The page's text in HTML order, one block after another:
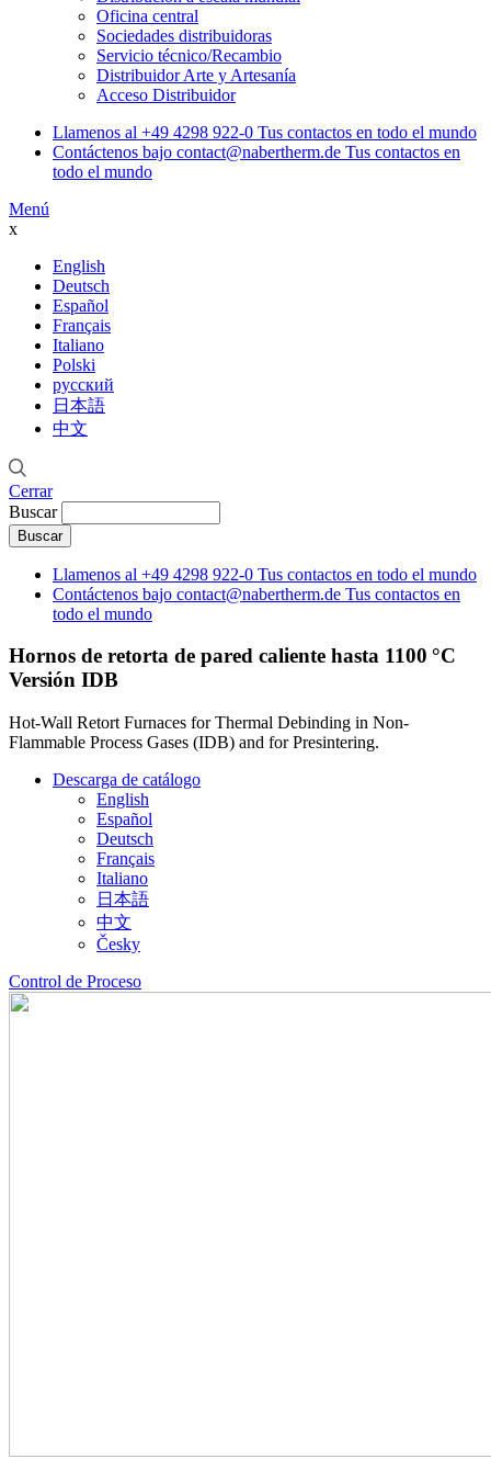
Oficina central
Sociedades distribuidoras
Servicio técnico/Recambio
Distribuidor Arte y Artesanía
Acceso Distribuidor
Llamenos al +49 4298 922-0 Tus contactos en todo el mundo
Contáctenos bajo contact@nabertherm.de Tus contactos en
todo el mundo
Menú
x
English
Deutsch
Español
Français
Italiano
Polski
русский
日本語
中文
Cerrar
Buscar
Llamenos al +49 4298 922-0 Tus contactos en todo el mundo
Contáctenos bajo contact@nabertherm.de Tus contactos en
todo el mundo
Hornos de retorta de pared caliente hasta 1100 °C
Versión IDB
Hot-Wall Retort Furnaces for Thermal Debinding in Non-
Flammable Process Gases (IDB) and for Presintering.
Descarga de catálogo
English
Español
Deutsch
Français
Italiano
日本語
中文
Česky
Control de Proceso